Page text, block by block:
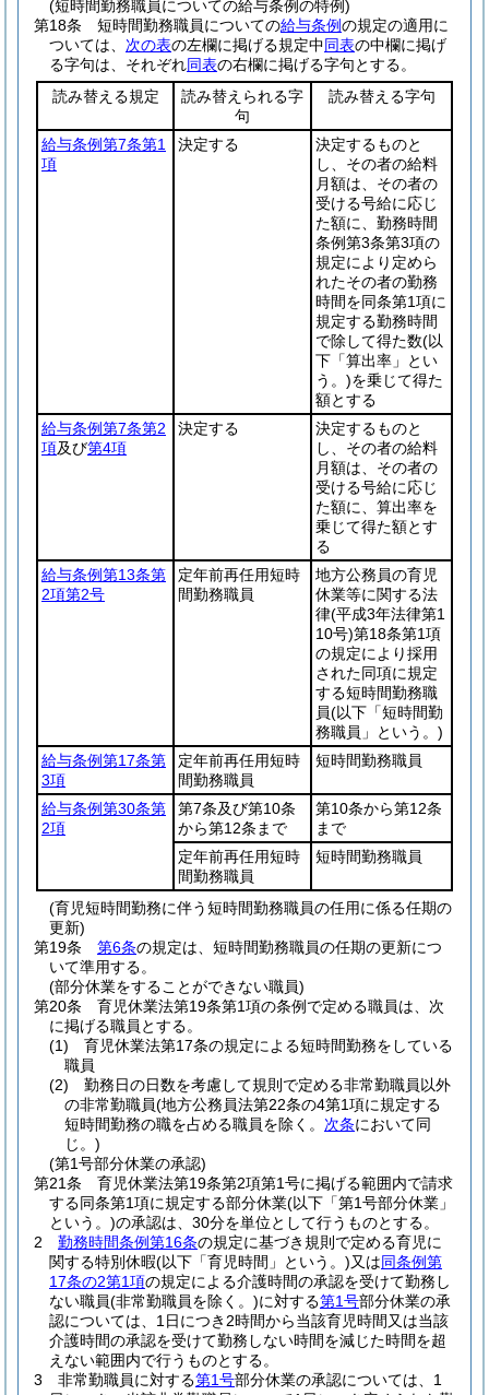
(短時間勤務職員についての給与条例の特例)
第18条
短時間勤務職員についての給与条例の規定の適用に
ついては、 次の表の左欄に掲げる規定中同表の中欄に掲げ
る字句は、それぞれ同表の右欄に掲げる字句とする。
読み替える規定
読み替えられる字
句
読み替える字句
給与条例第7条第1
項
決定する
決定するものと
し、その者の給料
月額は、その者の
受ける号給に応じ
た額に、勤務時間
条例第3条第3項の
規定により定めら
れたその者の勤務
時間を同条第1項に
規定する勤務時間
で除して得た数(以
下「算出率」とい
う。)を乗じて得た
額とする
給与条例第7条第2
項及び第4項
決定する
決定するものと
し、その者の給料
月額は、その者の
受ける号給に応じ
た額に、算出率を
乗じて得た額とす
る
給与条例第13条第
2項第2号
定年前再任用短時
間勤務職員
地方公務員の育児
休業等に関する法
律(平成3年法律第1
10号)第18条第1項
の規定により採用
された同項に規定
する短時間勤務職
員(以下「短時間勤
務職員」という。)
給与条例第17条第
3項
定年前再任用短時
間勤務職員
短時間勤務職員
給与条例第30条第
2項
第7条及び第10条
から第12条まで
第10条から第12条
まで
定年前再任用短時
間勤務職員
短時間勤務職員
(育児短時間勤務に伴う短時間勤務職員の任用に係る任期の
更新)
第19条
第6条の規定は、短時間勤務職員の任期の更新につ
いて準用する。
(部分休業をすることができない職員)
第20条
育児休業法第19条第1項の条例で定める職員は、次
に掲げる職員とする。
(1)
育児休業法第17条の規定による短時間勤務をしている
職員
(2)
勤務日の日数を考慮して規則で定める非常勤職員以外
の非常勤職員(地方公務員法第22条の4第1項に規定する
短時間勤務の職を占める職員を除く。 次条において同
じ。)
(第1号部分休業の承認)
第21条
育児休業法第19条第2項第1号に掲げる範囲内で請求
する同条第1項に規定する部分休業(以下「第1号部分休業」
という。)の承認は、30分を単位として行うものとする。
2
勤務時間条例第16条の規定に基づき規則で定める育児に
関する特別休暇(以下「育児時間」という。)又は同条例第
17条の2第1項の規定による介護時間の承認を受けて勤務し
ない職員(非常勤職員を除く。)に対する第1号部分休業の承
認については、1日につき2時間から当該育児時間又は当該
介護時間の承認を受けて勤務しない時間を減じた時間を超
えない範囲内で行うものとする。
3
非常勤職員に対する第1号部分休業の承認については、1